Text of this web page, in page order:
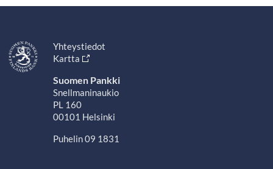
Yhteystiedot
Kartta
Suomen Pankki
Snellmaninaukio
PL 160
00101 Helsinki
Puhelin 09 1831